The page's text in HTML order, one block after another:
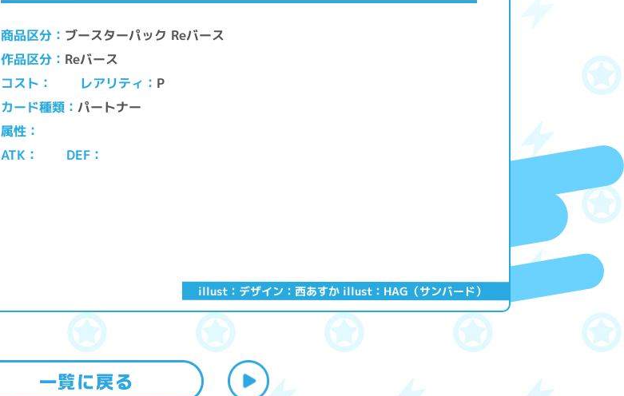
illust：デザイン：西あすか illust：HAG（サンバード）
商品区分 ブースターパック Reバース
作品区分 Reバース
コスト レアリティ P
カード種類 パートナー
属性
ATK DEF